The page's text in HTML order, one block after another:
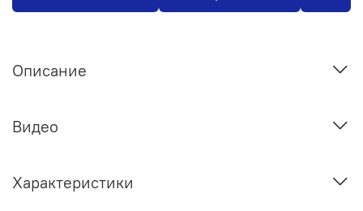
Описание
Видео
Характеристики